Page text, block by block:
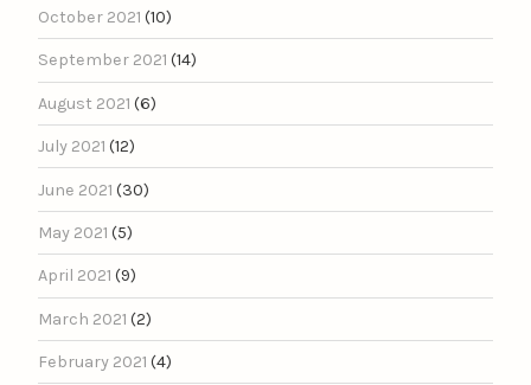
October 2021 (10)
September 2021 (14)
August 2021 (6)
July 2021 (12)
June 2021 (30)
May 2021 (5)
April 2021 (9)
March 2021 (2)
February 2021 (4)